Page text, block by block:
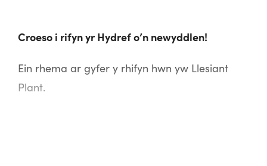
Croeso i rifyn yr Hydref o’n newyddlen!
Ein rhema ar gyfer y rhifyn hwn yw Llesiant
Plant.